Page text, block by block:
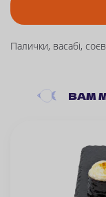
Палички, васабі,
ВАМ